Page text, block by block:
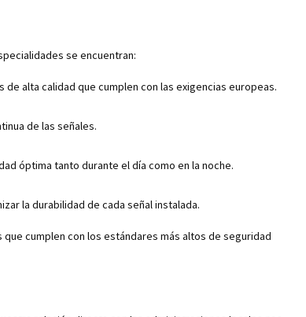
se encuentran:
alta calidad que cumplen con las exigencias europeas.
de las señales.
óptima tanto durante el día como en la noche.
la durabilidad de cada señal instalada.
cumplen con los estándares más altos de seguridad